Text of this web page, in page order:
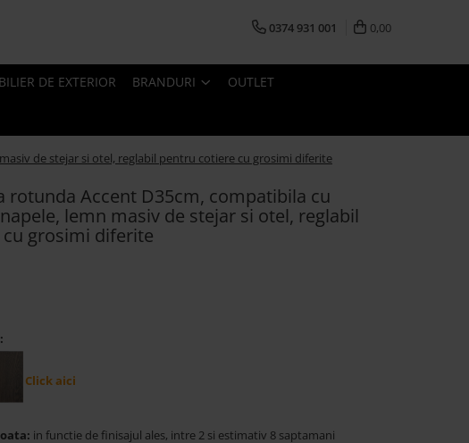
0374 931 001 0,00
DE EXTERIOR BRANDURI OUTLET
de stejar si otel, reglabil pentru cotiere cu grosimi diferite
rotunda Accent D35cm, compatibila cu
lemn masiv de stejar si otel, reglabil
grosimi diferite
Click aici
in functie de finisajul ales, intre 2 si estimativ 8 saptamani